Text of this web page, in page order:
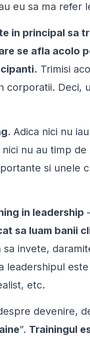
eu sa ma refer
in principal sa
se afla acolo
Trimisi
corporatii. Deci,
. Adica nici nu
nici nu au timp
si unele
in leadership
sa luam banii
invete,
leadershipul
etc.
devenire,
”. Trainingul